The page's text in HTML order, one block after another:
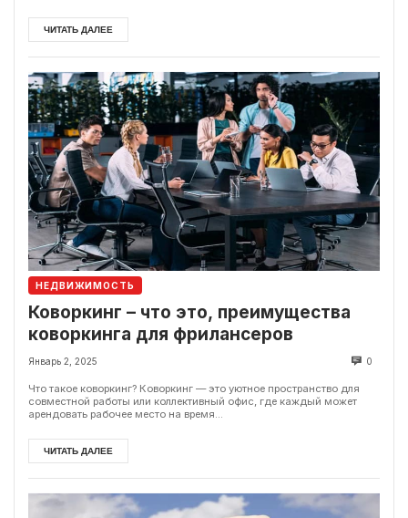
ЧИТАТЬ ДАЛЕЕ
НЕДВИЖИМОСТЬ
Коворкинг – что это, преимущества
коворкинга для фрилансеров
Январь 2, 2025 0
Что такое коворкинг? Коворкинг — это уютное пространство для
совместной работы или коллективный офис, где каждый может
арендовать рабочее место на время...
ЧИТАТЬ ДАЛЕЕ